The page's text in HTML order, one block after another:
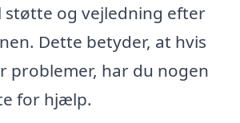
støtte og vejledning efter
Dette betyder, at hvis
problemer, har du nogen
for hjælp.